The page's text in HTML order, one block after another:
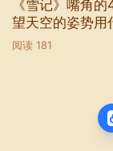
他望了她一眼
她对他回眸一
《雪记》嘴角
望天空的姿势用
阅读 181